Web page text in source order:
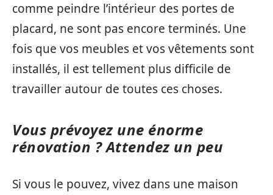
comme peindre l’intérieur des portes de
placard, ne sont pas encore terminés. Une
fois que vos meubles et vos vêtements sont
installés, il est tellement plus difficile de
travailler autour de toutes ces choses.
Vous prévoyez une énorme
rénovation ? Attendez un peu
Si vous le pouvez, vivez dans une maison